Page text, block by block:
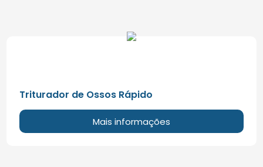
Triturador de Ossos Rápido
Mais informações